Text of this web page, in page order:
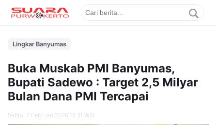
Lingkar Banyumas
Buka Muskab PMI Banyumas,
Bupati Sadewo : Target 2,5 Milyar
Bulan Dana PMI Tercapai
Sabtu, 7 Februari 2026 18.31 WIB